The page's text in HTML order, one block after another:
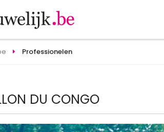
Professionelen
DU CONGO